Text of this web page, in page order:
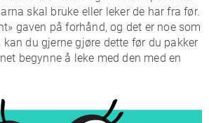
skal bruke eller leker de har fra før.
gaven på forhånd, og det er noe som
du gjerne gjøre dette før du pakker
begynne å leke med den med en